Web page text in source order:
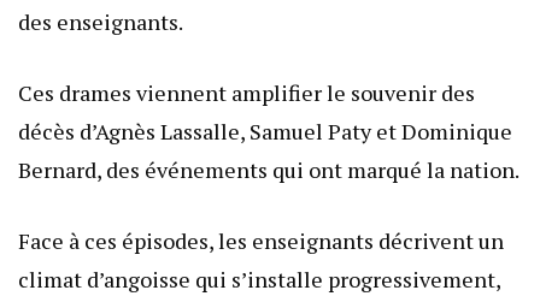
des enseignants.
Ces drames viennent amplifier le souvenir des
décès d’Agnès Lassalle, Samuel Paty et Dominique
Bernard, des événements qui ont marqué la nation.
Face à ces épisodes, les enseignants décrivent un
climat d’angoisse qui s’installe progressivement,